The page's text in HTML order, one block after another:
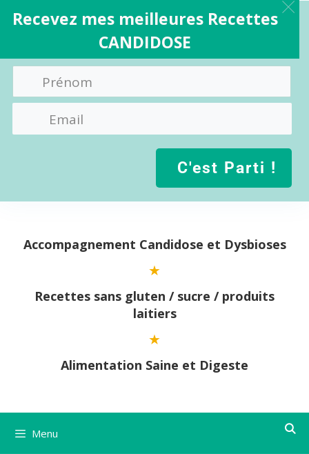
contenuAccompagnement Candidose et Dysbioses
Recettes sans gluten / sucre / produits
laitiers
Alimentation Saine et Digeste
Menu
Recevez mes meilleures Recettes
CANDIDOSE
C'est Parti !